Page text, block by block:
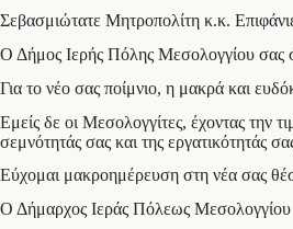
Σεβασμιώτατε Μητροπολίτη κ.κ.
Ο Δήμος Ιερής Πόλης Μεσολογγίου σας
Για το νέο σας ποίμνιο, η μακρά και
Εμείς δε οι Μεσολογγίτες, έχοντας την
σεμνότητάς σας και της εργατικότητάς
Εύχομαι μακροημέρευση στη νέα σας
Ο Δήμαρχος Ιεράς Πόλεως Μεσολογγίου